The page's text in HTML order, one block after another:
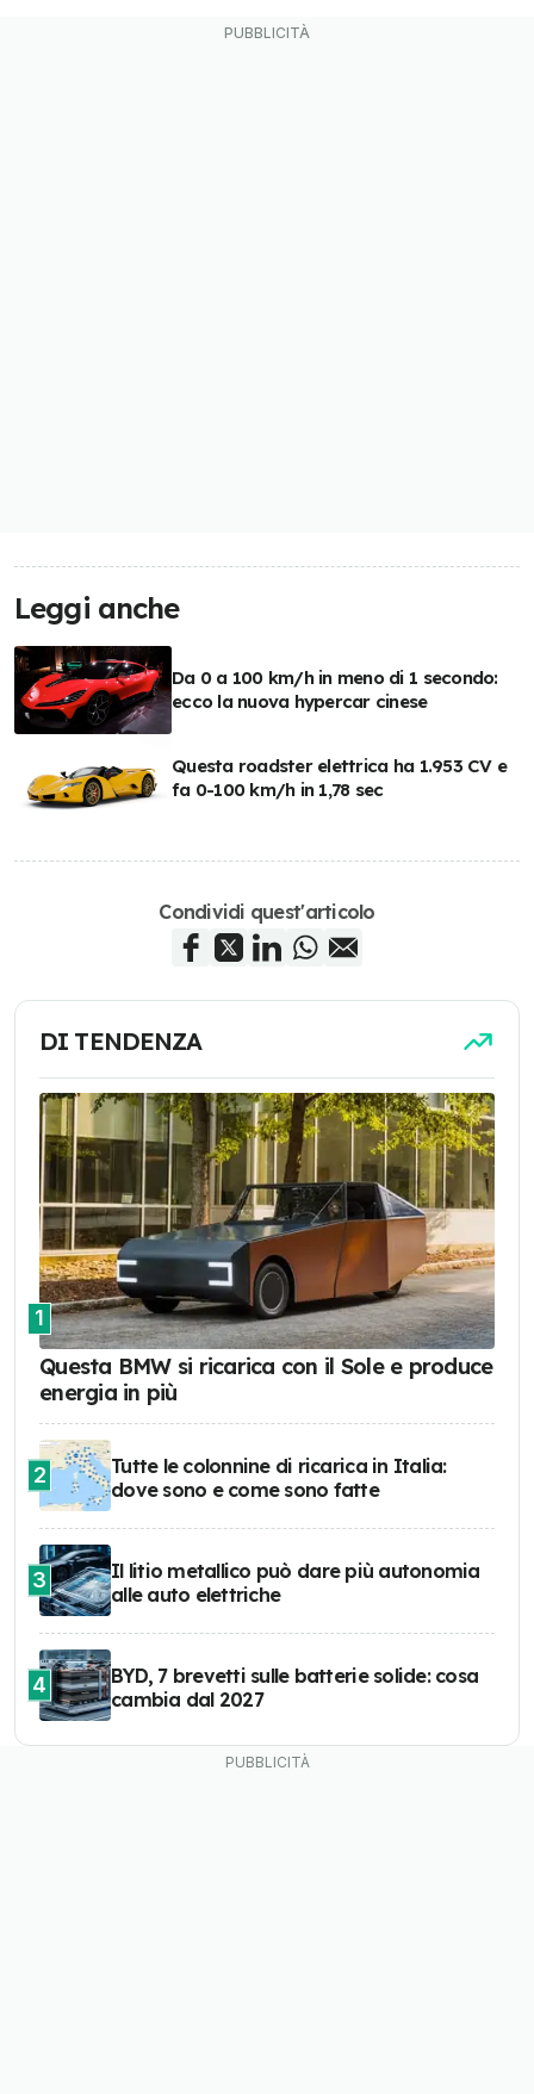
Leggi anche
Da 0 a 100 km/h in meno di 1 secondo:
ecco la nuova hypercar cinese
Questa roadster elettrica ha 1.953 CV e
fa 0-100 km/h in 1,78 sec
Condividi quest'articolo
DI TENDENZA
1
Questa BMW si ricarica con il Sole e produce
energia in più
2
Tutte le colonnine di ricarica in Italia:
dove sono e come sono fatte
3
Il litio metallico può dare più autonomia
alle auto elettriche
4
BYD, 7 brevetti sulle batterie solide: cosa
cambia dal 2027